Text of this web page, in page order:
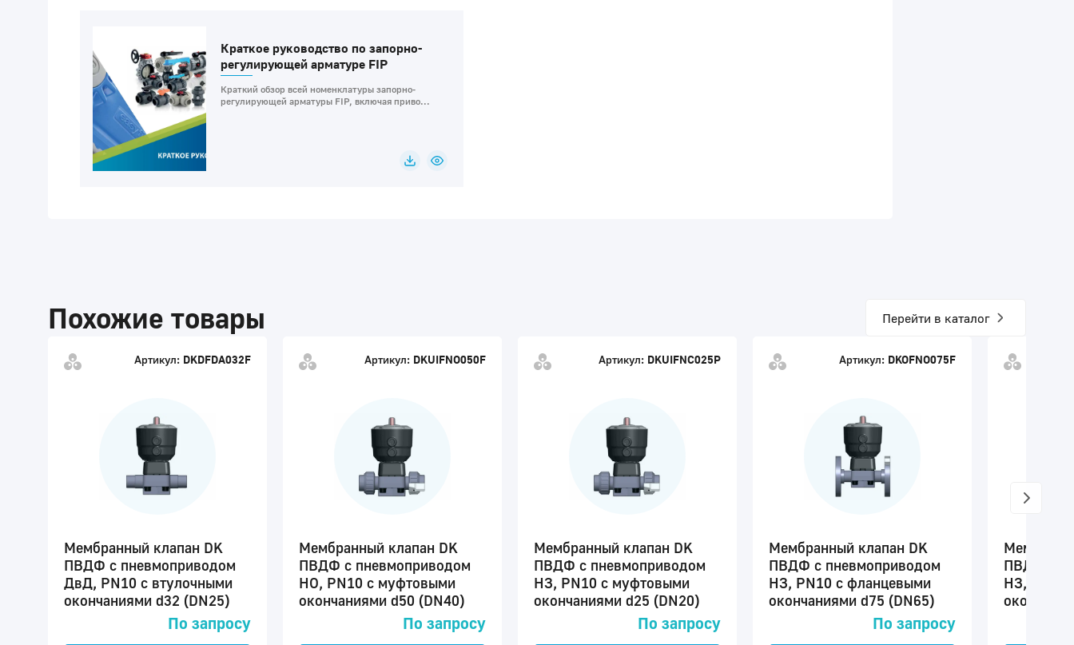
Краткое руководство по запорно-
регулирующей арматуре FIP
Краткий обзор всей номенклатуры запорно-
регулирующей арматуры FIP, включая приво...
Похожие товары Перейти в каталог
Артикул: DKDFDA032F
Мембранный клапан DK
ПВДФ с пневмоприводом
ДвД, PN10 с втулочными
окончаниями d32 (DN25)
По запросу
Артикул: DKUIFNO050F
Мембранный клапан DK
ПВДФ с пневмоприводом
НО, PN10 с муфтовыми
окончаниями d50 (DN40)
По запросу
Артикул: DKUIFNC025P
Мембранный клапан DK
ПВДФ с пневмоприводом
НЗ, PN10 с муфтовыми
окончаниями d25 (DN20)
По запросу
Артикул: DKOFNO075F
Мембранный клапан DK
ПВДФ с пневмоприводом
НЗ, PN10 с фланцевыми
окончаниями d75 (DN65)
По запросу
ПВДФ с
НЗ, PN10